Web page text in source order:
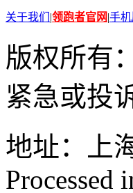
关于我们 |领跑者官网|手
版权所有：
紧急或投
地址：上
Processed